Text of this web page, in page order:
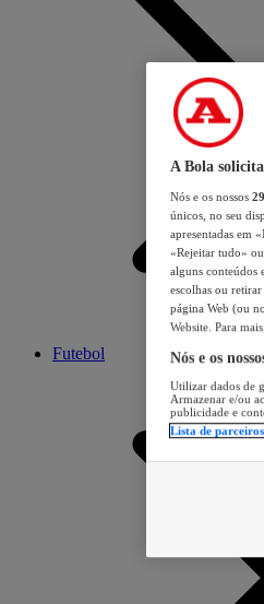
Futebol
A Bola
Nós e os nossos
únicos, no seu
apresentadas em
«Rejeitar tudo»
alguns conteúdos
escolhas ou
página Web (ou
Website. Para
Nós e os
Utilizar dados de
Armazenar e/ou
publicidade e
Lista de